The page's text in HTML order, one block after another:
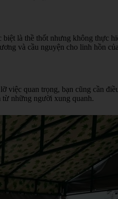
là thề thốt nhưng không thực
và cầu nguyện cho linh hồn
quan trọng, bạn cũng cần
từ những người xung quanh.